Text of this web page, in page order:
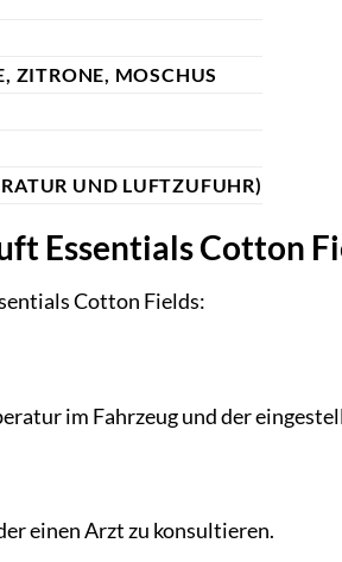
ZITRONE, MOSCHUS
UND LUFTZUFUHR)
Essentials Cotton
Cotton Fields:
im Fahrzeug und der
einen Arzt zu konsultieren.